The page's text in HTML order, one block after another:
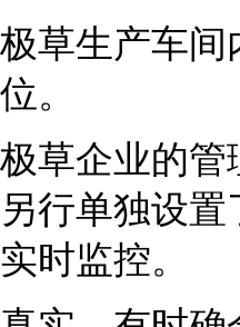
极草生产车间
位。
极草企业的管
另行单独设
实时监控。